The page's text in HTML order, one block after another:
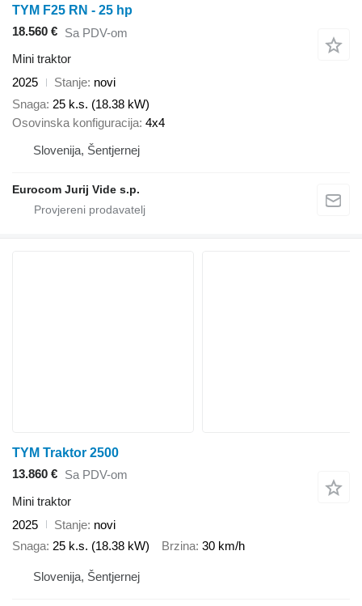
TYM F25 RN - 25 hp
18.560 € Sa PDV-om
Mini traktor
2025
Stanje novi
Snaga 25 k.s. (18.38 kW)
Osovinska konfiguracija 4x4
Slovenija, Šentjernej
Eurocom Jurij Vide s.p.
TYM Traktor 2500
13.860 € Sa PDV-om
Mini traktor
2025
Stanje novi
Snaga 25 k.s. (18.38 kW) Brzina 30 km/h
Slovenija, Šentjernej